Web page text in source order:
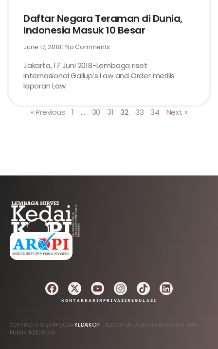
Daftar Negara Teraman di Dunia,
Indonesia Masuk 10 Besar
June 17, 2018 No Comments
Jakarta, 17 Juni 2018-Lembaga riset
internasional Gallup’s Law and Order merilis
laporan Law
« Previous 1 … 30 31 32 33 34 Next »
AFILIASI
KONTAK KARIRPRIVASI REGULASI
COPYRIGHT © 2014-2024 KEDAIKOPI :: KELOMPOK DISKUSI DAN KAJIAN OPINI
PUBLIK INDONESIA